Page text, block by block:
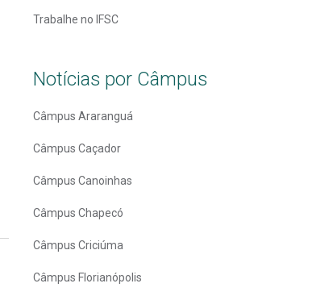
Trabalhe no IFSC
Notícias por Câmpus
Câmpus Araranguá
Câmpus Caçador
Câmpus Canoinhas
Câmpus Chapecó
Câmpus Criciúma
Câmpus Florianópolis